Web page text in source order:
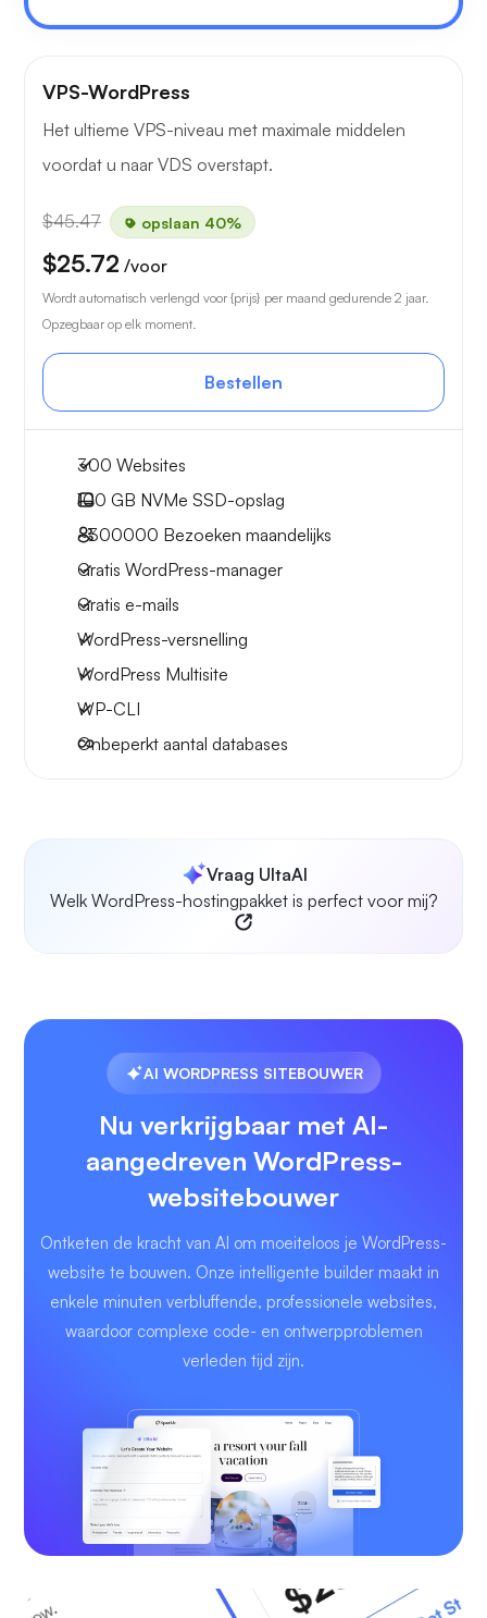
VPS-WordPress
Het ultieme VPS-niveau met maximale middelen
voordat u naar VDS overstapt.
$45.47 opslaan 40%
$25.72 /voor
Wordt automatisch verlengd voor {prijs} per maand gedurende 2 jaar.
Opzegbaar op elk moment.
Bestellen
300 Websites
100 GB NVMe SSD-opslag
~300000 Bezoeken maandelijks
Gratis WordPress-manager
Gratis e-mails
WordPress-versnelling
WordPress Multisite
WP-CLI
Onbeperkt aantal databases
Vraag UltaAI
Welk WordPress-hostingpakket is perfect voor mij?
AI WORDPRESS SITEBOUWER
Nu verkrijgbaar met AI-
aangedreven WordPress-
websitebouwer
Ontketen de kracht van AI om moeiteloos je WordPress-
website te bouwen. Onze intelligente builder maakt in
enkele minuten verbluffende, professionele websites,
waardoor complexe code- en ontwerpproblemen
verleden tijd zijn.